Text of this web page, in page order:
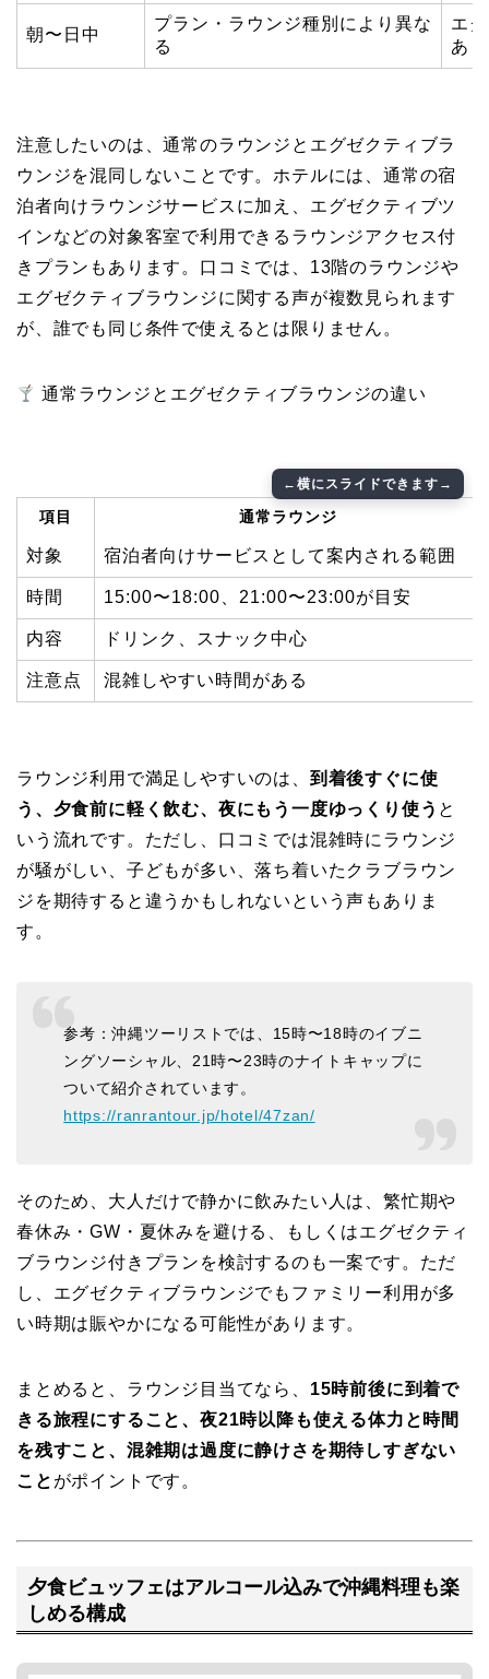
朝〜日中
プラン・ラウンジ種別により異な
る
エ
あり
注意したいのは、通常のラウンジとエグゼクティブラ
ウンジを混同しないことです。ホテルには、通常の宿
泊者向けラウンジサービスに加え、エグゼクティブツ
インなどの対象客室で利用できるラウンジアクセス付
きプランもあります。口コミでは、13階のラウンジや
エグゼクティブラウンジに関する声が複数見られます
が、誰でも同じ条件で使えるとは限りません。
通常ラウンジとエグゼクティブラウンジの違い
項目 通常ラウンジ
対象 宿泊者向けサービスとして案内される範囲
時間 15:00〜18:00、21:00〜23:00が目安
内容 ドリンク、スナック中心
注意点 混雑しやすい時間がある
ラウンジ利用で満足しやすいのは、 到着後すぐに使
う、夕食前に軽く飲む、夜にもう一度ゆっくり使う と
いう流れです。ただし、口コミでは混雑時にラウンジ
が騒がしい、子どもが多い、落ち着いたクラブラウン
ジを期待すると違うかもしれないという声もありま
す。
参考：沖縄ツーリストでは、15時〜18時のイブニ
ングソーシャル、21時〜23時のナイトキャップに
ついて紹介されています。
https://ranrantour.jp/hotel/47zan/
そのため、大人だけで静かに飲みたい人は、繁忙期や
春休み・GW・夏休みを避ける、もしくはエグゼクティ
ブラウンジ付きプランを検討するのも一案です。ただ
し、エグゼクティブラウンジでもファミリー利用が多
い時期は賑やかになる可能性があります。
まとめると、ラウンジ目当てなら、 15時前後に到着で
きる旅程にすること、夜21時以降も使える体力と時間
を残すこと、混雑期は過度に静けさを期待しすぎない
こと がポイントです。
夕食ビュッフェはアルコール込みで沖縄料理も楽
しめる構成